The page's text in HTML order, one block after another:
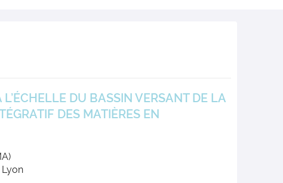
DU BASSIN VERSANT DE LA
DES MATIÈRES EN